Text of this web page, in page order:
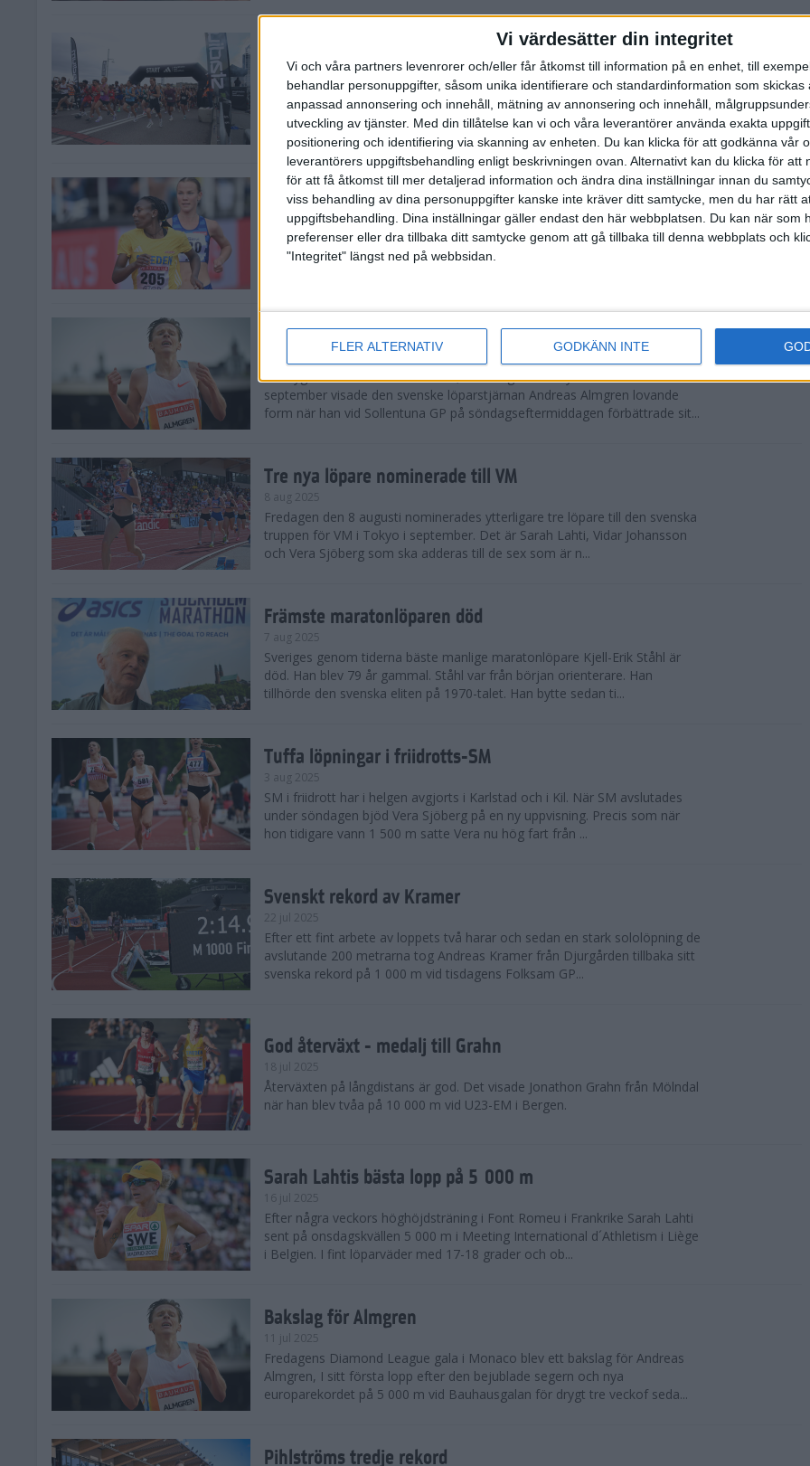
Vi värdesätter din integritet
Vi och våra partners levenrorer och/eller får åtkomst till information på en enhet, till
behandlar personuppgifter, såsom unika identifierare och standardinformation som skickas
anpassad annonsering och innehåll, mätning av annonsering och innehåll,
utveckling av tjänster. Med din tillåtelse kan vi och våra leverantörer använda exakta
positionering och identifiering via skanning av enheten. Du kan klicka för att godkänna vår
leverantörers uppgiftsbehandling enligt beskrivningen ovan. Alternativt kan du klicka för att
för att få åtkomst till mer detaljerad information och ändra dina inställningar innan du
viss behandling av dina personuppgifter kanske inte kräver ditt samtycke, men du har rätt
uppgiftsbehandling. Dina inställningar gäller endast den här webbplatsen. Du kan när som
preferenser eller dra tillbaka ditt samtycke genom att gå tillbaka till denna webbplats och
"Integritet" längst ned på webbsidan.
FLER ALTERNATIV GODKÄNN INTE
Snabbaste segertiden på 12 år i rekordstort adidas
Stockholm Halvmaraton
30 aug 2025
Ett slutsålt och rekordstort adidas Stockholm Halvmaraton avgjordes i
nästintill perfekt löparväder. 18 grader, mulet och väldigt lite vind. Totalt
var 19,866 löpare anmälda, varav 15,807 kom till sta...
Löparna viktiga när Sverige vann Finnkampen
26 aug 2025
Den hundrade upplagan av Finnkampen, världens äldsta och största
landskamp i friidrott, avgjordes inför fullsatta läktare på Stockholms
Svenskt rekord när Almgren testade VM-formen
En dryg månad före friidrotts-VM, som avgörs i Tokyo den 13-21
september visade den svenske löparstjärnan Andreas Almgren lovande
form när han vid Sollentuna GP på söndagseftermiddagen förbättrade sit...
Tre nya löpare nominerade till VM
8 aug 2025
Fredagen den 8 augusti nominerades ytterligare tre löpare till den svenska
truppen för VM i Tokyo i september. Det är Sarah Lahti, Vidar Johansson
och Vera Sjöberg som ska adderas till de sex som är n...
Främste maratonlöparen död
7 aug 2025
Sveriges genom tiderna bäste manlige maratonlöpare Kjell-Erik Ståhl är
död. Han blev 79 år gammal. Ståhl var från början orienterare. Han
tillhörde den svenska eliten på 1970-talet. Han bytte sedan ti...
Tuffa löpningar i friidrotts-SM
3 aug 2025
SM i friidrott har i helgen avgjorts i Karlstad och i Kil. När SM avslutades
under söndagen bjöd Vera Sjöberg på en ny uppvisning. Precis som när
hon tidigare vann 1 500 m satte Vera nu hög fart från ...
Svenskt rekord av Kramer
22 jul 2025
Efter ett fint arbete av loppets två harar och sedan en stark sololöpning de
avslutande 200 metrarna tog Andreas Kramer från Djurgården tillbaka sitt
svenska rekord på 1 000 m vid tisdagens Folksam GP...
God återväxt - medalj till Grahn
18 jul 2025
Återväxten på långdistans är god. Det visade Jonathon Grahn från Mölndal
när han blev tvåa på 10 000 m vid U23-EM i Bergen.
Sarah Lahtis bästa lopp på 5 000 m
16 jul 2025
Efter några veckors höghöjdsträning i Font Romeu i Frankrike Sarah Lahti
sent på onsdagskvällen 5 000 m i Meeting International d´Athletism i Liège
i Belgien. I fint löparväder med 17-18 grader och ob...
Bakslag för Almgren
11 jul 2025
Fredagens Diamond League gala i Monaco blev ett bakslag för Andreas
Almgren, I sitt första lopp efter den bejublade segern och nya
europarekordet på 5 000 m vid Bauhausgalan för drygt tre veckof seda...
Pihlströms tredje rekord